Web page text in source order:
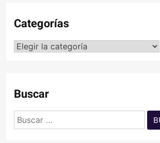
Categorías
Categorías
Buscar
Buscar: